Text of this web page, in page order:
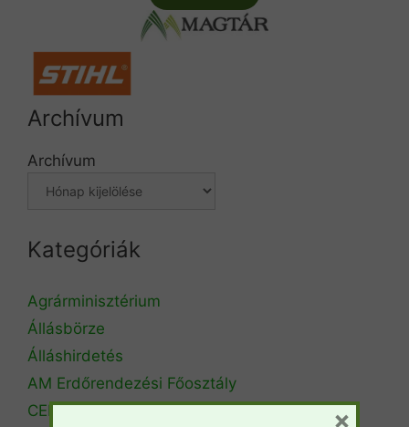
Archívum
Archívum
Kategóriák
Agrárminisztérium
Állásbörze
Álláshirdetés
AM Erdőrendezési Főosztály
CEPF
×